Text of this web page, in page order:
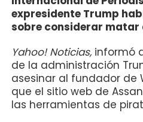
expresidente Trump
sobre considerar matar
Yahoo! Noticias, informó
de la administración
asesinar al fundador de
que el sitio web de
las herramientas de